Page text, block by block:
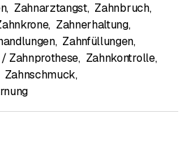
, Zahnarztangst, Zahnbruch,
, Zahnerhaltung,
, Zahnfüllungen,
Zahnprothese, Zahnkontrolle,
Zahnschmuck,